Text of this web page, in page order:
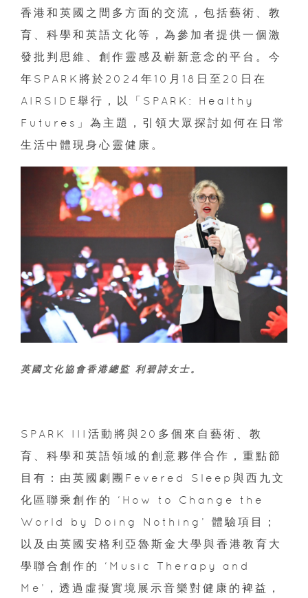
香港和英國之間多方面的交流，包括藝術、教
育、科學和英語文化等，為參加者提供一個激
發批判思維、創作靈感及嶄新意念的平台。今
年SPARK將於2024年10月18日至20日在
AIRSIDE舉行，以「SPARK: Healthy
Futures」為主題，引領大眾探討如何在日常
生活中體現身心靈健康。
英國文化協會香港總監 利碧詩女士。
SPARK III活動將與20多個來自藝術、教
育、科學和英語領域的創意夥伴合作，重點節
目有：由英國劇團Fevered Sleep與西九文
化區聯乘創作的 ‘How to Change the
World by Doing Nothing’ 體驗項目；
以及由英國安格利亞魯斯金大學與香港教育大
學聯合創作的 ‘Music Therapy and
Me’，透過虛擬實境展示音樂對健康的裨益，